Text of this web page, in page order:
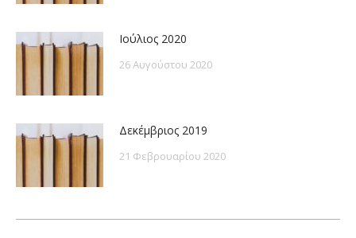
Ιούλιος 2020
26 Αυγούστου 2020
Δεκέμβριος 2019
21 Φεβρουαρίου 2020